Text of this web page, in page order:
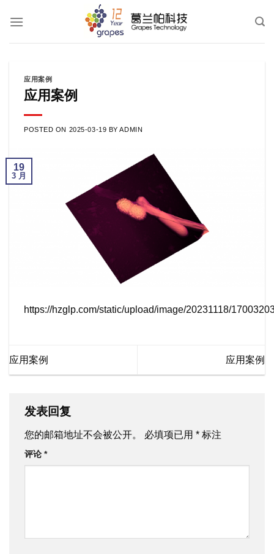
应用案例
应用案例
POSTED ON 2025-03-19 BYADMIN
19
3 月
https://hzglp.com/static/upload/image/20231118/
应用案例 应用案例
发表回复
您的邮箱地址不会被公开。 必填项已用 * 标注
评论 *